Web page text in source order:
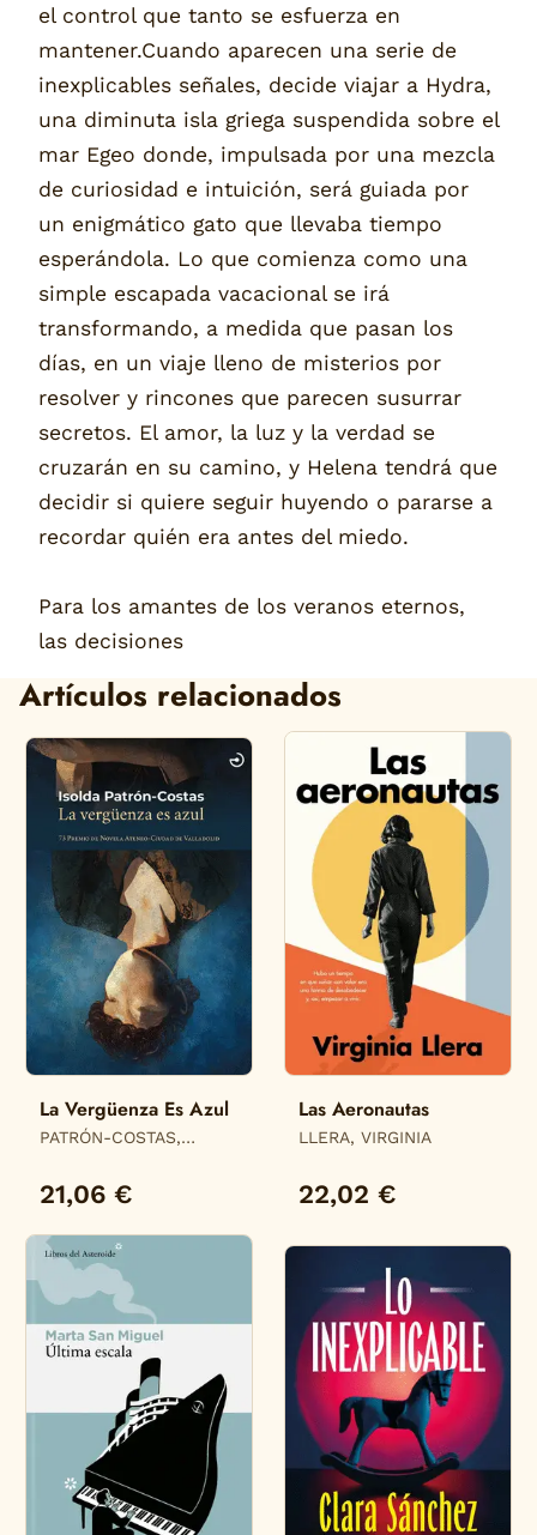
el control que tanto se esfuerza en
mantener.Cuando aparecen una serie de
inexplicables señales, decide viajar a Hydra,
una diminuta isla griega suspendida sobre el
mar Egeo donde, impulsada por una mezcla
de curiosidad e intuición, será guiada por
un enigmático gato que llevaba tiempo
esperándola. Lo que comienza como una
simple escapada vacacional se irá
transformando, a medida que pasan los
días, en un viaje lleno de misterios por
resolver y rincones que parecen susurrar
secretos. El amor, la luz y la verdad se
cruzarán en su camino, y Helena tendrá que
decidir si quiere seguir huyendo o pararse a
recordar quién era antes del miedo.
Para los amantes de los veranos eternos,
las decisiones
Artículos relacionados
La Vergüenza Es Azul
PATRÓN-COSTAS,
21,06 €
Las Aeronautas
LLERA, VIRGINIA
22,02 €